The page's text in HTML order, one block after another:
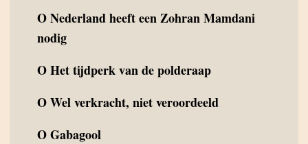
ONederland heeft een Zohran Mamdani
nodig
OHet tijdperk van de polderaap
OWel verkracht, niet veroordeeld
OGabagool